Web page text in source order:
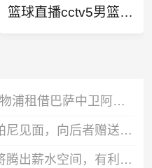
篮球直播cctv5男篮现场直播
突发HWG！罗马诺：利物浦租借巴萨中卫阿劳霍达口头协议
惺惺相惜！埃梅里与孔帕尼见面，向后者赠送礼物
阿斯：巴萨出租阿劳霍将腾出薪水空间，有利于接下来引进罗德里